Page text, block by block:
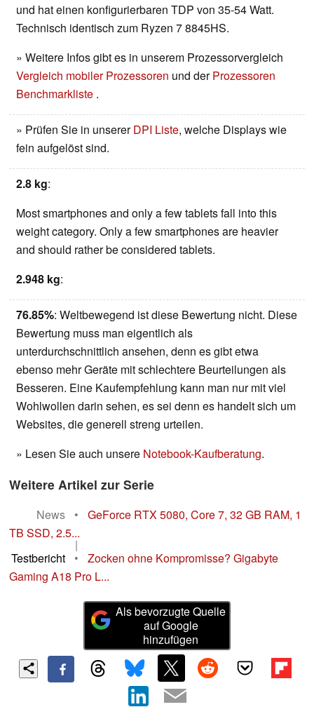
und hat einen konfigurierbaren TDP von 35-54 Watt.
Technisch identisch zum Ryzen 7 8845HS.
» Weitere Infos gibt es in unserem Prozessorvergleich
Vergleich mobiler Prozessoren und derProzessoren
Benchmarkliste .
» Prüfen Sie in unsererDPI Liste, welche Displays wie
fein aufgelöst sind.
2.8 kg:
Most smartphones and only a few tablets fall into this
weight category. Only a few smartphones are heavier
and should rather be considered tablets.
2.948 kg:
76.85%: Weltbewegend ist diese Bewertung nicht. Diese
Bewertung muss man eigentlich als
unterdurchschnittlich ansehen, denn es gibt etwa
ebenso mehr Geräte mit schlechtere Beurteilungen als
Besseren. Eine Kaufempfehlung kann man nur mit viel
Wohlwollen darin sehen, es sei denn es handelt sich um
Websites, die generell streng urteilen.
» Lesen Sie auch unsere Notebook-Kaufberatung.
Weitere Artikel zur Serie
News •
GeForce RTX 5080, Core 7, 32 GB RAM, 1
TB SSD, 2.5...
|
Testbericht
•
Zocken ohne Kompromisse? Gigabyte
Gaming A18 Pro L...
Als bevorzugte Quelle
auf Google
hinzufügen